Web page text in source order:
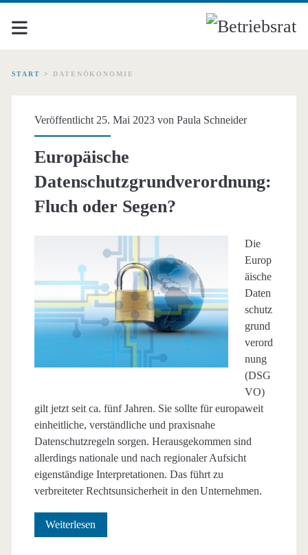
START > DATENÖKONOMIE
Schlagwort:
Veröffentlicht 25. Mai 2023 von Paula Schneider
Europäische
Datenschutzgrundverordnung:
Fluch oder Segen?
Die
Europ
äische
Daten
schutz
grund
verord
nung
(DSG
VO)
gilt jetzt seit ca. fünf Jahren. Sie sollte für europaweit
einheitliche, verständliche und praxisnahe
Datenschutzregeln sorgen. Herausgekommen sind
allerdings nationale und nach regionaler Aufsicht
eigenständige Interpretationen. Das führt zu
verbreiteter Rechtsunsicherheit in den Unternehmen.
Weiterlesen